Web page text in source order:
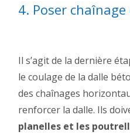
4. Poser
Il s’agit de la dernière
le coulage de la dalle
des chaînages
renforcer la dalle. Ils
planelles et les